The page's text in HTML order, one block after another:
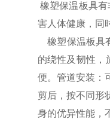
橡塑保温板具
害人体健康，同
橡塑保温板具
的绕性及韧性，
便。管道安装：
剪后，按不同形
身的优异性能，